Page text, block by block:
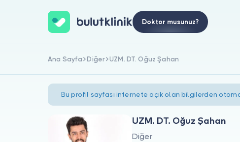
Doktor musunuz?
Ana Sayfa Diğer UZM. DT. Oğuz Şahan
Bu profil sayfası internete açık olan bilgilerden
UZM. DT. Oğuz Şahan
Diğer